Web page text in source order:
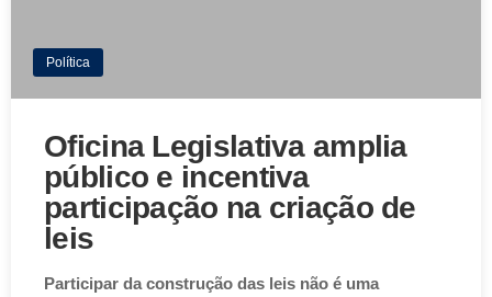
Política
Oficina Legislativa amplia
público e incentiva
participação na criação de
leis
Participar da construção das leis não é uma